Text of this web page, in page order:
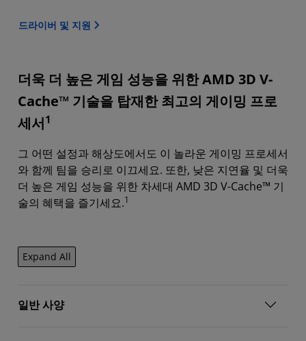
드라이버 및 지원
더욱 더 높은 게임 성능을 위한 AMD 3D V-
Cache™ 기술을 탑재한 최고의 게이밍 프로
세서1
그 어떤 설정과 해상도에서도 이 놀라운 게이밍 프로세서
와 함께 팀을 승리로 이끄세요. 또한, 낮은 지연율 및 더욱
더 높은 게임 성능을 위한 차세대 AMD 3D V-Cache™ 기
술의 혜택을 즐기세요.1
Expand All
일반 사양